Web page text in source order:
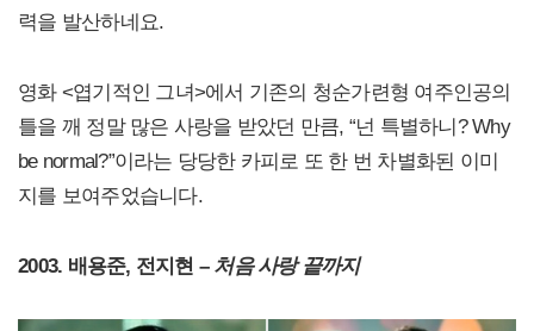
력을 발산하네요.
영화 <엽기적인 그녀>에서 기존의 청순가련형 여주인공의
틀을 깨 정말 많은 사랑을 받았던 만큼, “넌 특별하니? Why
be normal?”이라는 당당한 카피로 또 한 번 차별화된 이미
지를 보여주었습니다.
2003. 배용준, 전지현 – 처음 사랑 끝까지